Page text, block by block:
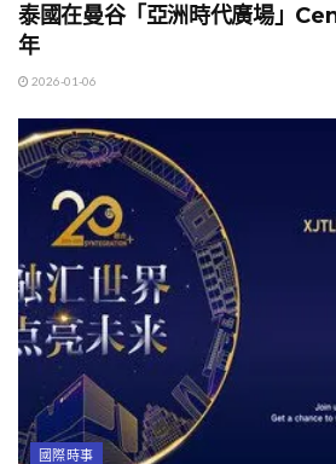
泰國在曼谷「亞洲時代廣場」
年
2026-01-06
國際時事